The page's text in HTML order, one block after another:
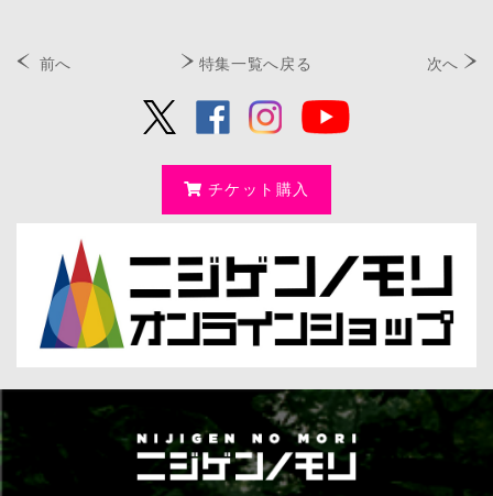
前へ 特集一覧へ戻る 次へ
チケット購入